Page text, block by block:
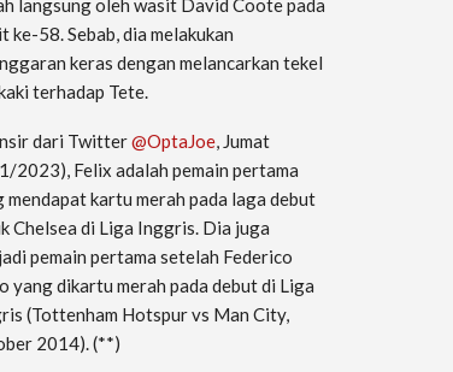
langsung oleh wasit David Coote pada
ke-58. Sebab, dia melakukan
keras dengan melancarkan tekel
terhadap Tete.
dari Twitter@OptaJoe, Jumat
2023), Felix adalah pemain pertama
mendapat kartu merah pada laga debut
Chelsea di Liga Inggris. Dia juga
pemain pertama setelah Federico
yang dikartu merah pada debut di Liga
(Tottenham Hotspur vs Man City,
2014). (**)